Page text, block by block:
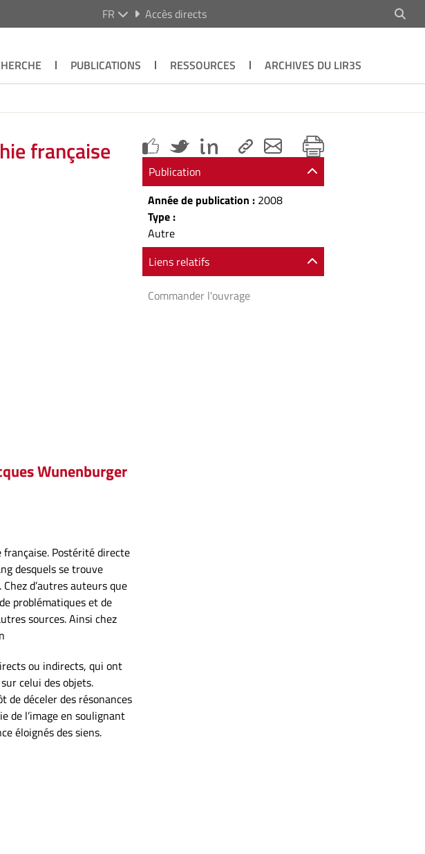
FR Accès directs
PUBLICATIONS RESSOURCES
ARCHIVES DU LIR3S
française
Wunenburger
française. Postérité directe
desquels se trouve
d’autres auteurs que
problématiques et de
sources. Ainsi chez
ou indirects, qui ont
celui des objets.
de déceler des résonances
de l’image en soulignant
éloignés des siens.
Publication
Année de publication : 2008
Type :
Autre
Liens relatifs
Commander l'ouvrage